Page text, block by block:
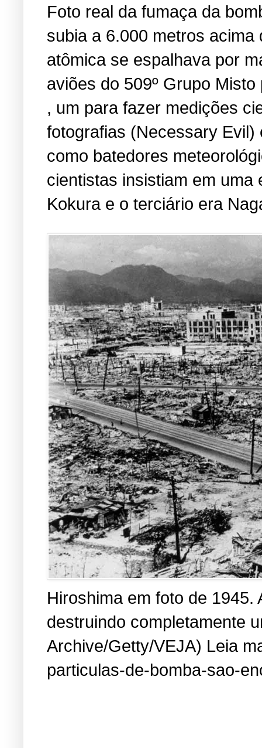
Foto real da fumaça da
subia a 6.000 metros
atômica se espalhava por
aviões do 509º Grupo
, um para fazer medições
fotografias (Necessary
como batedores
cientistas insistiam em
Kokura e o terciário era
Hiroshima em foto de
destruindo completamente
Archive/Getty/VEJA) Leia
particulas-de-bomba-sao-